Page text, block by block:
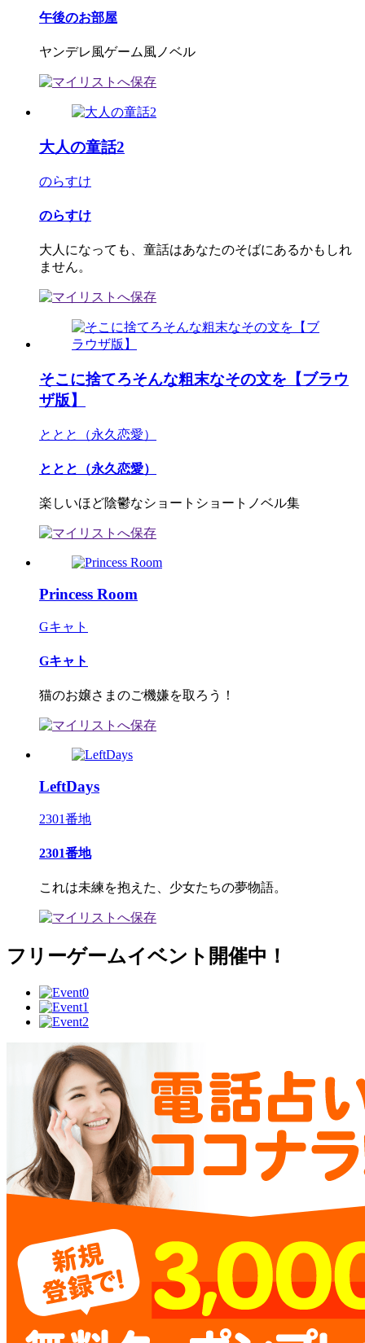
午後のお部屋
ヤンデレ風ゲーム風ノベル
大人の童話2
のらすけ
のらすけ
大人になっても、童話はあなたのそばにあるかもしれ
ません。
そこに捨てろそんな粗末なその文を【ブラウ
ザ版】
ととと（永久恋愛）
ととと（永久恋愛）
楽しいほど陰鬱なショートショートノベル集
Princess Room
Gキャト
Gキャト
猫のお嬢さまのご機嫌を取ろう！
LeftDays
2301番地
2301番地
これは未練を抱えた、少女たちの夢物語。
フリーゲームイベント開催中！